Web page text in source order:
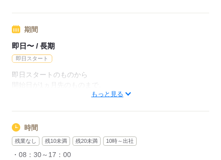
期間
即日〜 / 長期
即日スタート
即日スタートのものから
ご希望のタイミングで就業開始できます。
ご希望の方はご相談ください！
もっと見る
時間
残業なし 残10未満 残20未満 10時～出社
・08：30～17：00